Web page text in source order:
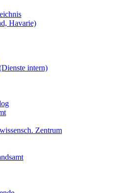
Havarie)
intern)
Zentrum